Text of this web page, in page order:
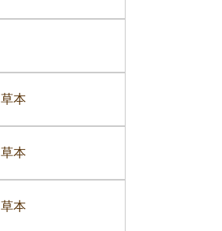
草本
草本
草本